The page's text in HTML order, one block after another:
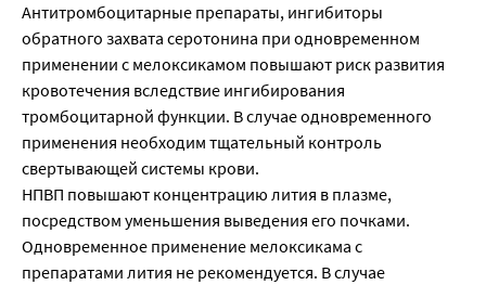
Антитромбоцитарные препараты, ингибиторы
обратного захвата серотонина при одновременном
применении с мелоксикамом повышают риск развития
кровотечения вследствие ингибирования
тромбоцитарной функции. В случае одновременного
применения необходим тщательный контроль
свертывающей системы крови.
НПВП повышают концентрацию лития в плазме,
посредством уменьшения выведения его почками.
Одновременное применение мелоксикама с
препаратами лития не рекомендуется. В случае